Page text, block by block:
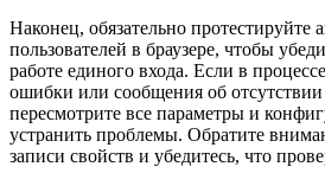
Наконец, обязательно протестируйте
пользователей в браузере, чтобы
работе единого входа. Если в
ошибки или сообщения об
пересмотрите все параметры и
устранить проблемы. Обратите
записи свойств и убедитесь, что